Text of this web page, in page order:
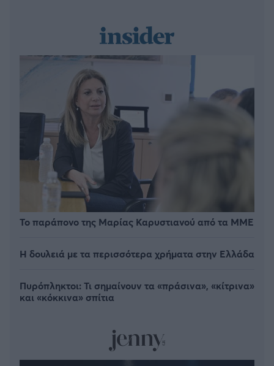
Το παράπονο της Μαρίας Καρυστιανού από τα ΜΜΕ
Η δουλειά με τα περισσότερα χρήματα στην Ελλάδα
Πυρόπληκτοι: Τι σημαίνουν τα «πράσινα», «κίτρινα»
και «κόκκινα» σπίτια